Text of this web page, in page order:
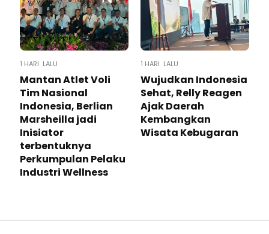
1 HARI LALU
Mantan Atlet Voli
Tim Nasional
Indonesia, Berlian
Marsheilla jadi
Inisiator
terbentuknya
Perkumpulan Pelaku
Industri Wellness
1 HARI LALU
Wujudkan Indonesia
Sehat, Relly Reagen
Ajak Daerah
Kembangkan
Wisata Kebugaran